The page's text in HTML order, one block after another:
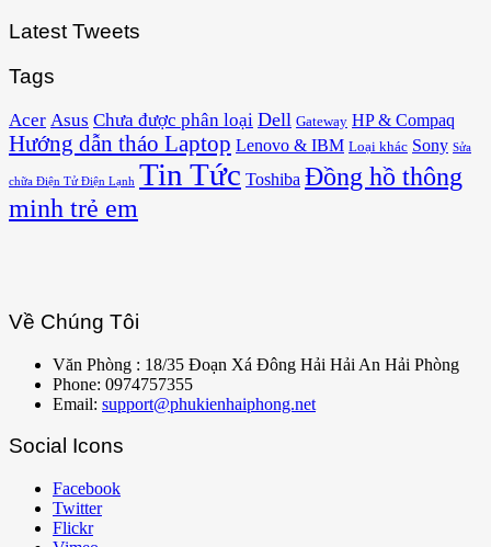
Latest Tweets
Tags
Acer Asus Chưa được phân loại Dell Gateway HP & Compaq
Hướng dẫn tháo Laptop Lenovo & IBM Loại khác Sony Sửa
chữa Điện Tử Điện Lạnh Tin Tức Toshiba Đồng hồ thông
minh trẻ em
Về Chúng Tôi
Văn Phòng : 18/35 Đoạn Xá Đông Hải Hải An Hải Phòng
Phone: 0974757355
Email: support@phukienhaiphong.net
Social Icons
Facebook
Twitter
Flickr